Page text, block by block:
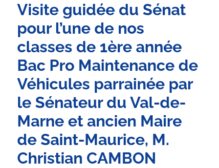
Visite guidée du Sénat
pour l’une de nos
classes de 1ère année
Bac Pro Maintenance de
Véhicules parrainée par
le Sénateur du Val-de-
Marne et ancien Maire
de Saint-Maurice, M.
Christian CAMBON